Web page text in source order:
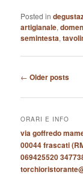
Posted in
artigianale,
semintesta,
Post
← Older posts
ORARI E INFO
via goffredo
00044 frascati
069425520